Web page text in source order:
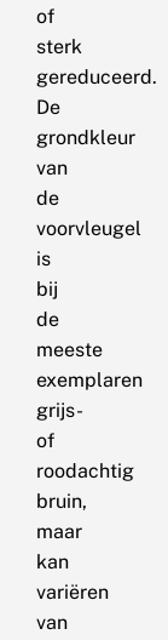
of
sterk
gereduceerd.
De
grondkleur
van
de
voorvleugel
is
bij
de
meeste
exemplaren
grijs-
of
roodachtig
bruin,
maar
kan
variëren
van